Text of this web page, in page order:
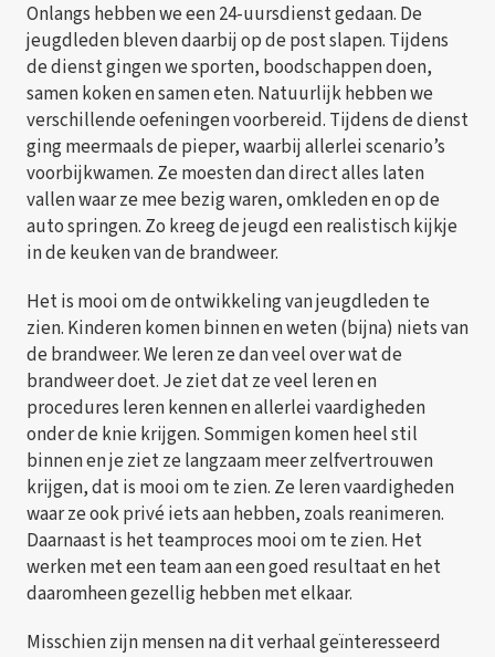
Onlangs hebben we een 24-uursdienst gedaan. De
jeugdleden bleven daarbij op de post slapen. Tijdens
de dienst gingen we sporten, boodschappen doen,
samen koken en samen eten. Natuurlijk hebben we
verschillende oefeningen voorbereid. Tijdens de dienst
ging meermaals de pieper, waarbij allerlei scenario’s
voorbijkwamen. Ze moesten dan direct alles laten
vallen waar ze mee bezig waren, omkleden en op de
auto springen. Zo kreeg de jeugd een realistisch kijkje
in de keuken van de brandweer.
Het is mooi om de ontwikkeling van jeugdleden te
zien. Kinderen komen binnen en weten (bijna) niets van
de brandweer. We leren ze dan veel over wat de
brandweer doet. Je ziet dat ze veel leren en
procedures leren kennen en allerlei vaardigheden
onder de knie krijgen. Sommigen komen heel stil
binnen en je ziet ze langzaam meer zelfvertrouwen
krijgen, dat is mooi om te zien. Ze leren vaardigheden
waar ze ook privé iets aan hebben, zoals reanimeren.
Daarnaast is het teamproces mooi om te zien. Het
werken met een team aan een goed resultaat en het
daaromheen gezellig hebben met elkaar.
Misschien zijn mensen na dit verhaal geïnteresseerd